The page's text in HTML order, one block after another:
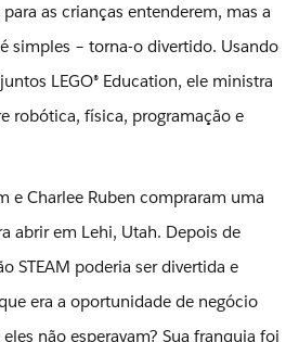
as crianças entenderem, mas a
simples – torna-o divertido. Usando
LEGO® Education, ele ministra
robótica, física, programação e
e Charlee Ruben compraram uma
abrir em Lehi, Utah. Depois de
STEAM poderia ser divertida e
era a oportunidade de negócio
não esperavam? Sua franquia foi